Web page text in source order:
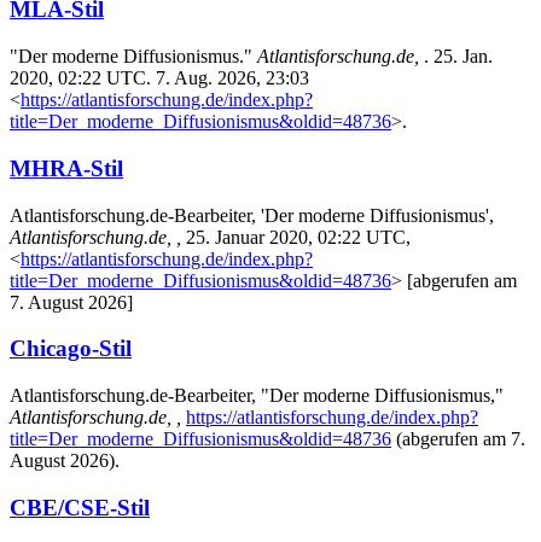
MLA-Stil
"Der moderne Diffusionismus." Atlantisforschung.de, . 25. Jan.
2020, 02:22 UTC. 7. Aug. 2026, 23:03
<https://atlantisforschung.de/index.php?
title=Der_moderne_Diffusionismus&oldid=48736>.
MHRA-Stil
Atlantisforschung.de-Bearbeiter, 'Der moderne Diffusionismus',
Atlantisforschung.de, ,
25. Januar 2020, 02:22 UTC,
<https://atlantisforschung.de/index.php?
title=Der_moderne_Diffusionismus&oldid=48736> [abgerufen am
7. August 2026]
Chicago-Stil
Atlantisforschung.de-Bearbeiter, "Der moderne Diffusionismus,"
Atlantisforschung.de, ,
https://atlantisforschung.de/index.php?
title=Der_moderne_Diffusionismus&oldid=48736 (abgerufen am 7.
August 2026).
CBE/CSE-Stil